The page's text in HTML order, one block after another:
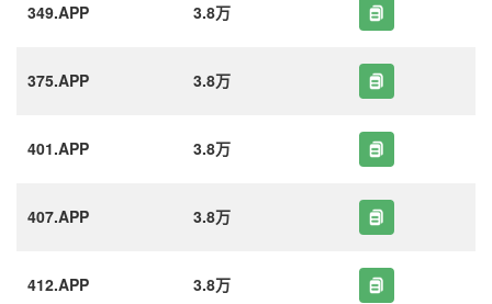
349.APP 3.8万
375.APP 3.8万
401.APP 3.8万
407.APP 3.8万
412.APP 3.8万